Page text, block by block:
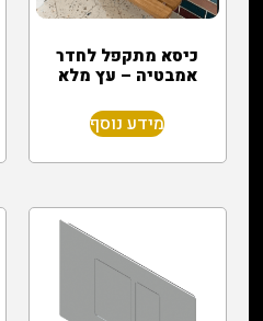
כיסא מתקפל לחדר
אמבטיה – עץ מלא
מידע נוסף